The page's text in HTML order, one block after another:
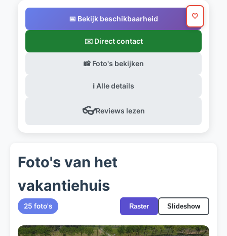
📅 Bekijk beschikbaarheid
✉️ Direct contact
📸 Foto's bekijken
ℹ️ Alle details
🤍
👓Reviews lezen
Foto's van het
vakantiehuis
25 foto's Raster Slideshow